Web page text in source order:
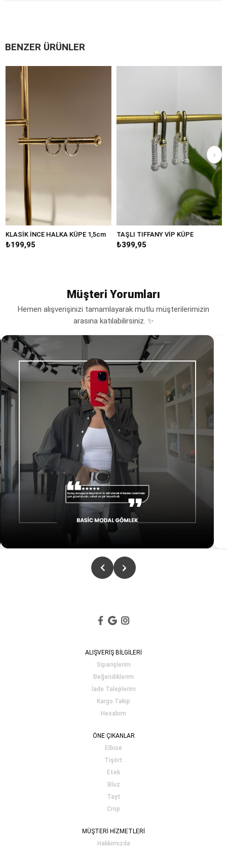
BENZER ÜRÜNLER
İNCE HALKA KÜPE 1,5cm TAŞLI TIFFANY VİP KÜPE
₺399,95
Müşteri Yorumları
Hemen alışverişinizi tamamlayarak mutlu müşterilerimizin
arasına katılabilirsiniz. ✨
ALIŞVERİŞ BİLGİLERİ
Siparişlerim
Beğendiklerim
İade Taleplerim
Kargo Takip
Hesabım
ÖNE ÇIKANLAR
Elbise
Tişört
Etek
Bluz
Tayt
Crop
MÜŞTERİ HİZMETLERİ
Hakkımızda